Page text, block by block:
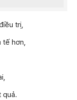
trị,
tế hơn,
quả.